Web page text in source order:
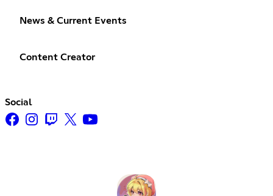
News & Current Events
Content Creator
Social